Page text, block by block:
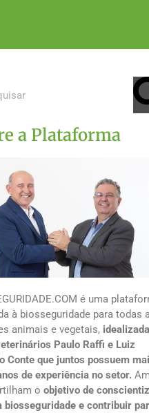
a Plataforma
é uma
à biosseguridade para todas
animais e vegetais, idealizada
Paulo Raffi e Luiz
Conte que juntos possuem
de experiência no setor.
o objetivo de
biosseguridade e contribuir